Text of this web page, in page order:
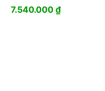
7.540.000₫